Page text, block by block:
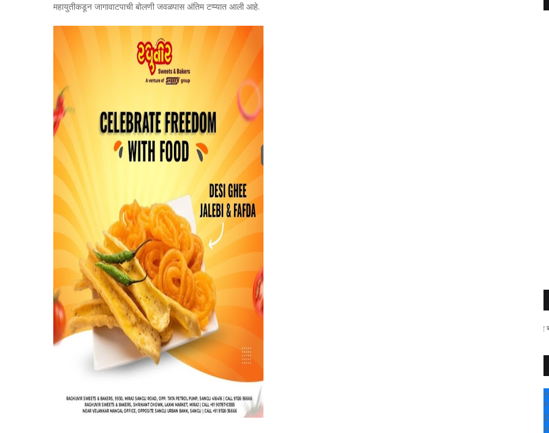
महायुतीकडून जागावाटपाची बोलणी जवळपास अंतिम टप्प्यात आली आहे.
" सांगली दर्पण न्यूज वर
+
°
C
+